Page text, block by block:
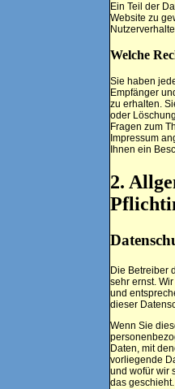
Ein Teil der
Website zu
Welche
Sie haben
Empfänger
zu erhalten.
oder
Fragen zum
Impressum
Ihnen ein
2.
Die Betreiber
sehr ernst.
und
dieser
Wenn Sie
Daten, mit
vorliegende
und wofür wir
das geschieht.